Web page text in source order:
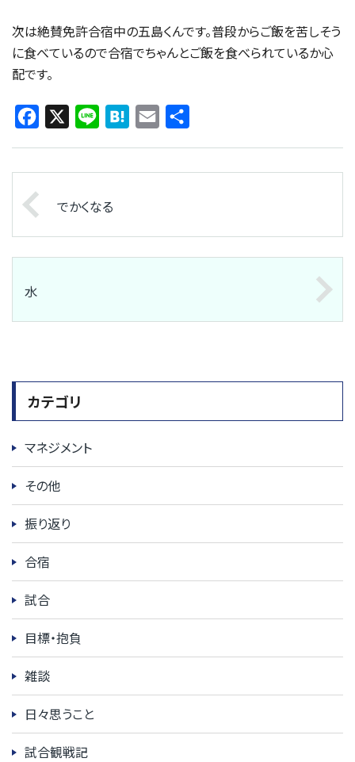
次は絶賛免許合宿中の五島くんです。普段からご飯を苦しそう
に食べているので合宿でちゃんとご飯を食べられているか心
配です。
Facebook Line HatenaEmail
でかくなる
水
カテゴリ
マネジメント
その他
振り返り
合宿
試合
目標・抱負
雑談
日々思うこと
試合観戦記